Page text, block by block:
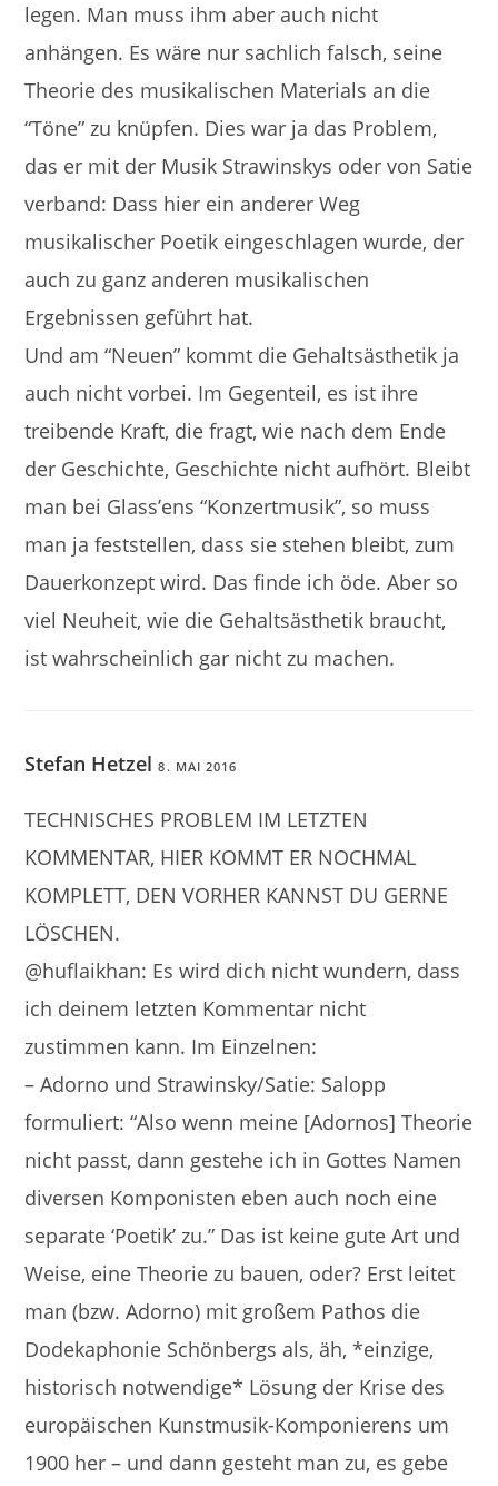
legen. Man muss ihm aber auch nicht
anhängen. Es wäre nur sachlich falsch, seine
Theorie des musikalischen Materials an die
“Töne” zu knüpfen. Dies war ja das Problem,
das er mit der Musik Strawinskys oder von Satie
verband: Dass hier ein anderer Weg
musikalischer Poetik eingeschlagen wurde, der
auch zu ganz anderen musikalischen
Ergebnissen geführt hat.
Und am “Neuen” kommt die Gehaltsästhetik ja
auch nicht vorbei. Im Gegenteil, es ist ihre
treibende Kraft, die fragt, wie nach dem Ende
der Geschichte, Geschichte nicht aufhört. Bleibt
man bei Glass’ens “Konzertmusik”, so muss
man ja feststellen, dass sie stehen bleibt, zum
Dauerkonzept wird. Das finde ich öde. Aber so
viel Neuheit, wie die Gehaltsästhetik braucht,
ist wahrscheinlich gar nicht zu machen.
Stefan Hetzel 8. MAI 2016
TECHNISCHES PROBLEM IM LETZTEN
KOMMENTAR, HIER KOMMT ER NOCHMAL
KOMPLETT, DEN VORHER KANNST DU GERNE
LÖSCHEN.
@huflaikhan: Es wird dich nicht wundern, dass
ich deinem letzten Kommentar nicht
zustimmen kann. Im Einzelnen:
– Adorno und Strawinsky/Satie: Salopp
formuliert: “Also wenn meine [Adornos] Theorie
nicht passt, dann gestehe ich in Gottes Namen
diversen Komponisten eben auch noch eine
separate ‘Poetik’ zu.” Das ist keine gute Art und
Weise, eine Theorie zu bauen, oder? Erst leitet
man (bzw. Adorno) mit großem Pathos die
Dodekaphonie Schönbergs als, äh, *einzige,
historisch notwendige* Lösung der Krise des
europäischen Kunstmusik-Komponierens um
1900 her – und dann gesteht man zu, es gebe